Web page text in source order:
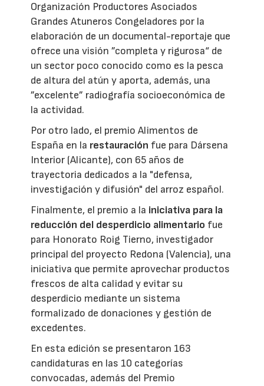
Organización Productores Asociados
Grandes Atuneros Congeladores por la
elaboración de un documental-reportaje que
ofrece una visión ”completa y rigurosa“ de
un sector poco conocido como es la pesca
de altura del atún y aporta, además, una
”excelente” radiografía socioeconómica de
la actividad.
Por otro lado, el premio Alimentos de
España en la restauración fue para Dársena
Interior (Alicante), con 65 años de
trayectoria dedicados a la "defensa,
investigación y difusión" del arroz español.
Finalmente, el premio a la iniciativa para la
reducción del desperdicio alimentario fue
para Honorato Roig Tierno, investigador
principal del proyecto Redona (Valencia), una
iniciativa que permite aprovechar productos
frescos de alta calidad y evitar su
desperdicio mediante un sistema
formalizado de donaciones y gestión de
excedentes.
En esta edición se presentaron 163
candidaturas en las 10 categorías
convocadas, además del Premio